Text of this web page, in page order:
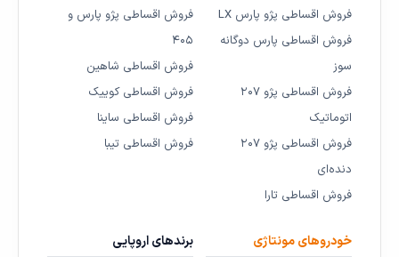
فروش اقساطی پژو پارس LX
فروش اقساطی پارس دوگانه
سوز
فروش اقساطی پژو ۲۰۷
اتوماتیک
فروش اقساطی پژو ۲۰۷
دنده‌ای
فروش اقساطی تارا
فروش اقساطی پژو پارس و
۴۰۵
فروش اقساطی شاهین
فروش اقساطی کوییک
فروش اقساطی ساینا
فروش اقساطی تیبا
خودروهای مونتاژی برندهای اروپایی